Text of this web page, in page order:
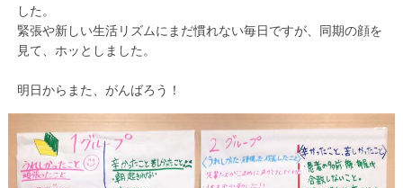
した。
緊張や新しい生活リズムにまだ慣れない毎日ですが、同期の顔を
見て、ホッとしました。
明日からまた、がんばろう！